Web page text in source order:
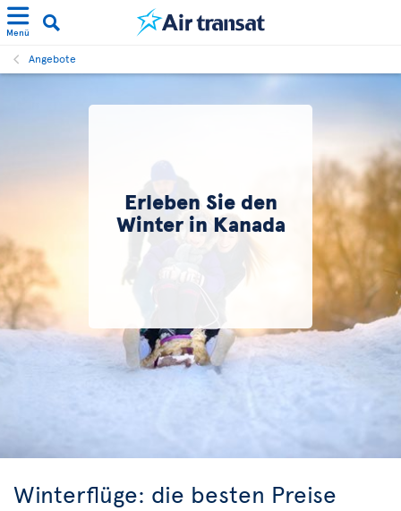
Menü
Angebote
Erleben Sie den
Winter in Kanada
Winterflüge: die besten Preise